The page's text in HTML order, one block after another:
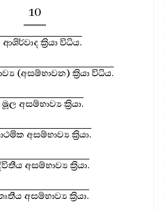
10
ආශිර්වාද ක්‍රියා විධිය.
(අසම්භාවන) ක්‍රියා විධිය.
මූල අසම්භාව්‍ය ක්‍රියා.
අසම්භාව්‍ය ක්‍රියා.
අසම්භාව්‍ය ක්‍රියා.
අසම්භාව්‍ය ක්‍රියා.